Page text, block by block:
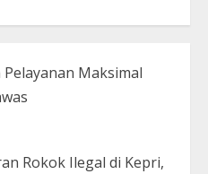
Maksimal
Rokok Ilegal di Kepri,